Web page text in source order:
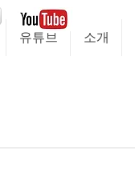
유튜브 소개